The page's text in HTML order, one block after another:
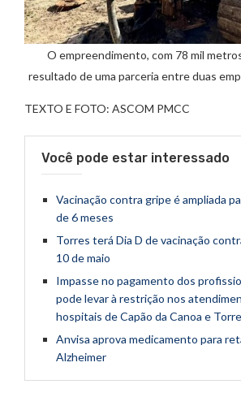
O empreendimento, com 78 mil
resultado de uma parceria entre duas
TEXTO E FOTO: ASCOM PMCC
Você pode estar interessado
Vacinação contra gripe é ampliada
de 6 meses
Torres terá Dia D de vacinação
10 de maio
Impasse no pagamento dos
pode levar à restrição nos
hospitais de Capão da Canoa e
Anvisa aprova medicamento para
Alzheimer